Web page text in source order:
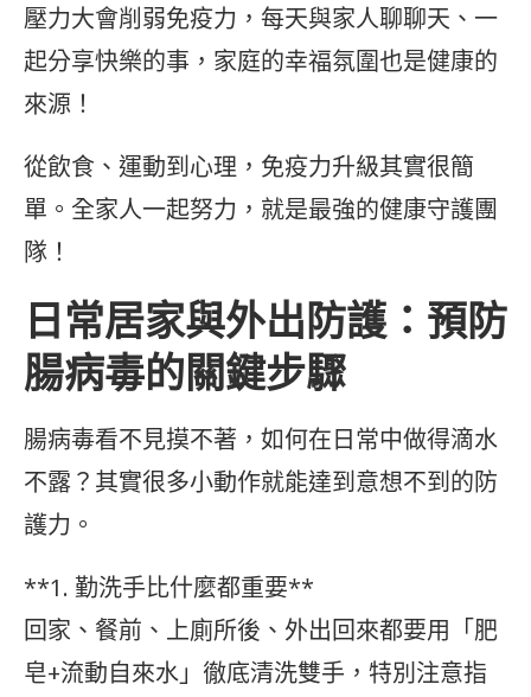
壓力大會削弱免疫力，每天與家人聊聊天、一
起分享快樂的事，家庭的幸福氛圍也是健康的
來源！
從飲食、運動到心理，免疫力升級其實很簡
單。全家人一起努力，就是最強的健康守護團
隊！
日常居家與外出防護：預防
腸病毒的關鍵步驟
腸病毒看不見摸不著，如何在日常中做得滴水
不露？其實很多小動作就能達到意想不到的防
護力。
**1. 勤洗手比什麼都重要**
回家、餐前、上廁所後、外出回來都要用「肥
皂+流動自來水」徹底清洗雙手，特別注意指